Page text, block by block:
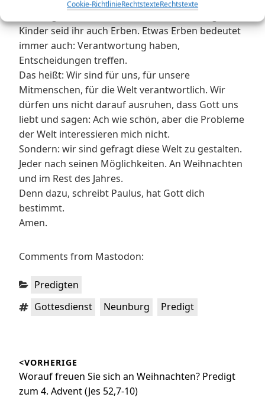
Cookie-RichtlinieRechtstexteRechtstexte
Kinder seid ihr auch Erben. Etwas Erben bedeutet
immer auch: Verantwortung haben,
Entscheidungen treffen.
Das heißt: Wir sind für uns, für unsere
Mitmenschen, für die Welt verantwortlich. Wir
dürfen uns nicht darauf ausruhen, dass Gott uns
liebt und sagen: Ach wie schön, aber die Probleme
der Welt interessieren mich nicht.
Sondern: wir sind gefragt diese Welt zu gestalten.
Jeder nach seinen Möglichkeiten. An Weihnachten
und im Rest des Jahres.
Denn dazu, schreibt Paulus, hat Gott dich
bestimmt.
Amen.
Comments from Mastodon:
Kategorien:
Predigten
Schlagwörter:
Gottesdienst Neunburg Predigt
<VORHERIGE
Vorheriger
Beitrag:
Worauf freuen Sie sich an Weihnachten? Predigt
zum 4. Advent (Jes 52,7-10)